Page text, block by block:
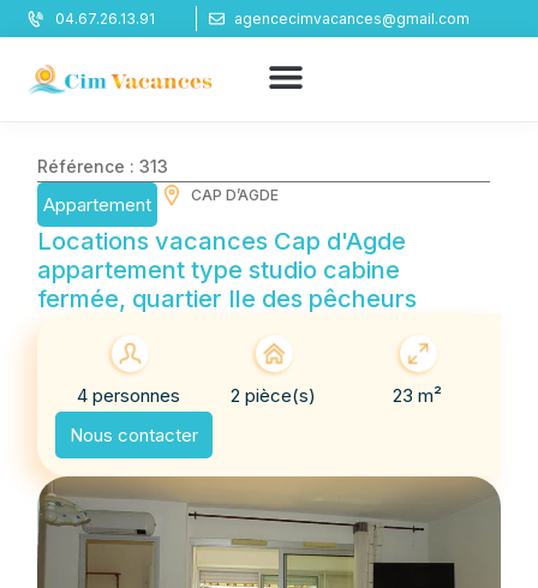
Panneau de gestion des cookies
04.67.26.13.91 agencecimvacances@gmail.com
Référence : 313
Appartement CAP D’AGDE
Locations vacances Cap d'Agde
appartement type studio cabine
fermée, quartier Ile des pêcheurs
4 personnes 2 pièce(s)
23 m²
Nous contacter